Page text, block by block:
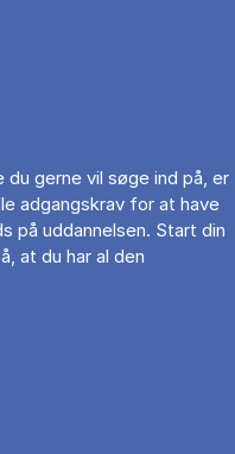
du gerne vil søge ind på, er
adgangskrav for at have
på uddannelsen. Start din
at du har al den